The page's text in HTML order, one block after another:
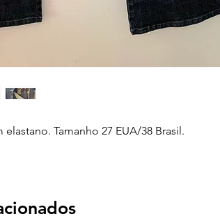
Tamanho 27 EUA/38 Brasil.